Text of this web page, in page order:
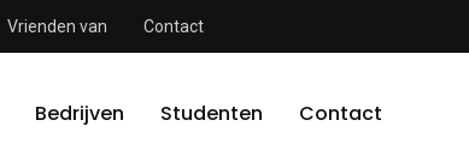
Vrienden van Contact
Bedrijven Studenten Contact